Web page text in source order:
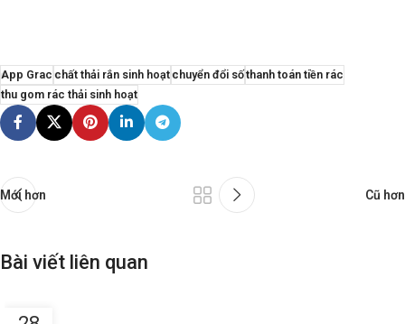
App Grac chất thải rắn sinh hoạtchuyển đổi sốthanh toán tiền rác
thu gom rác thải sinh hoạt
Mới hơn Cũ hơn
Bài viết liên quan